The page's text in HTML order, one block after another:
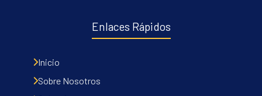
Enlaces Rápidos
Inicio
Sobre Nosotros